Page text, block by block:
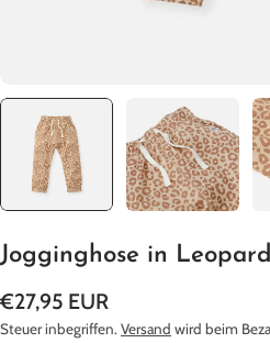
Jogginghose in
Regulärer
Preis
€27,95 EUR
Steuer inbegriffen.Versand wird beim